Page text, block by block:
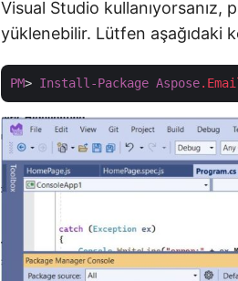
Visual Studio kullanıyorsanız,
yüklenebilir. Lütfen aşağıdaki
PM> Install-Package Aspose